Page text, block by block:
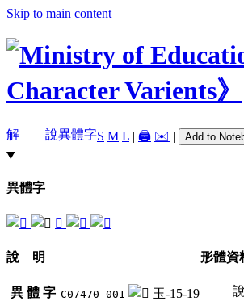
Skip to main content
解 說異體字S M L | 🖨️ ✉️ | Add to
異體字
𤫕
說 明
異 體 字 C07470-001 玉-15-19
形體資